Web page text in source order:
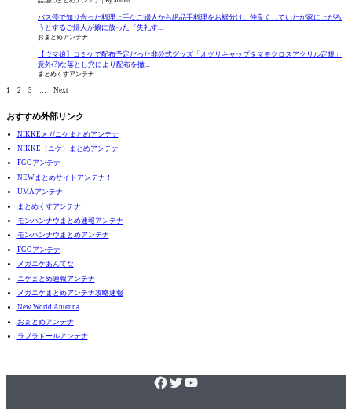
バス停で知り合った料理上手なご婦人から絶品手料理をお裾分け。仲良くしていたが家に上がろ
うとするご婦人が娘に放った『失礼す...
おまとめアンテナ
【ウマ娘】コミケで配布予定だった非公式グッズ「オグリキャップタマモクロスアクリル定規」
意外(?)な落とし穴により配布を撤...
まとめくすアンテナ
1 2 3 Next
おすすめ外部リンク
NIKKEメガニケまとめアンテナ
NIKKE（ニケ）まとめアンテナ
FGOアンテナ
NEWまとめサイトアンテナ！
UMAアンテナ
まとめくすアンテナ
モンハンナウまとめ速報アンテナ
モンハンナウまとめアンテナ
FGOアンテナ
メガニケあんてな
ニケまとめ速報アンテナ
メガニケまとめアンテナ攻略速報
New World Antenna
おまとめアンテナ
ラブラドールアンテナ